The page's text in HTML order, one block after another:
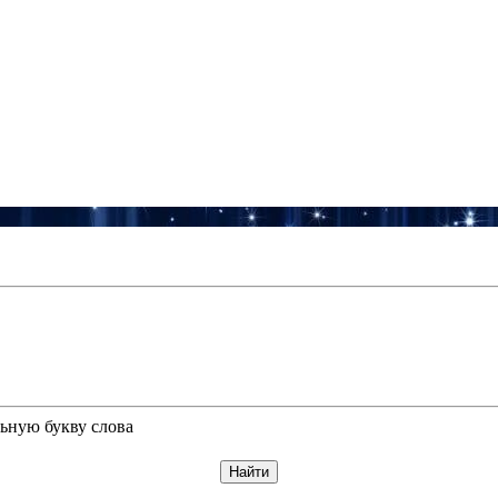
букву слова